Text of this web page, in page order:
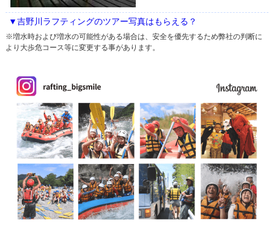
▼吉野川ラフティングのツアー写真はもらえる？
※増水時および増水の可能性がある場合は、安全を優先するため弊社の判断に
より大歩危コース等に変更する事があります。